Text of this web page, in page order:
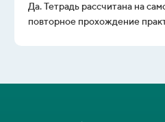
Да. Тетрадь рассчитана на
повторное прохождение